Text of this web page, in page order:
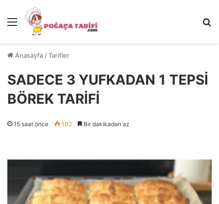
Menü
Anasayfa /Tarifler
SADECE 3 YUFKADAN 1 TEPSİ
BÖREK TARİFİ
15 saat önce 102 Bir dakikadan az